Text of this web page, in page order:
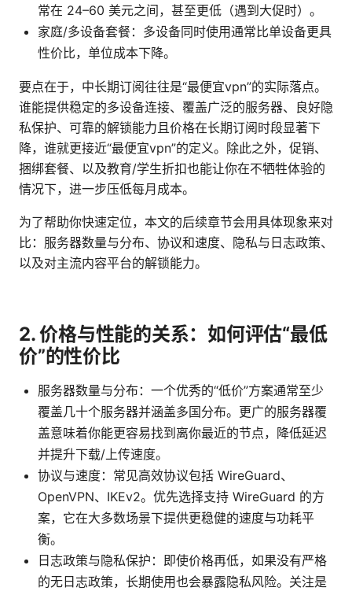
常在 24–60 美元之间，甚至更低（遇到大促时）。
家庭/多设备套餐：多设备同时使用通常比单设备更具
性价比，单位成本下降。
要点在于，中长期订阅往往是“最便宜vpn”的实际落点。
谁能提供稳定的多设备连接、覆盖广泛的服务器、良好隐
私保护、可靠的解锁能力且价格在长期订阅时段显著下
降，谁就更接近“最便宜vpn”的定义。除此之外，促销、
捆绑套餐、以及教育/学生折扣也能让你在不牺牲体验的
情况下，进一步压低每月成本。
为了帮助你快速定位，本文的后续章节会用具体现象来对
比：服务器数量与分布、协议和速度、隐私与日志政策、
以及对主流内容平台的解锁能力。
2. 价格与性能的关系：如何评估“最低
价”的性价比
服务器数量与分布：一个优秀的“低价”方案通常至少
覆盖几十个服务器并涵盖多国分布。更广的服务器覆
盖意味着你能更容易找到离你最近的节点，降低延迟
并提升下载/上传速度。
协议与速度：常见高效协议包括 WireGuard、
OpenVPN、IKEv2。优先选择支持 WireGuard 的方
案，它在大多数场景下提供更稳健的速度与功耗平
衡。
日志政策与隐私保护：即使价格再低，如果没有严格
的无日志政策，长期使用也会暴露隐私风险。关注是